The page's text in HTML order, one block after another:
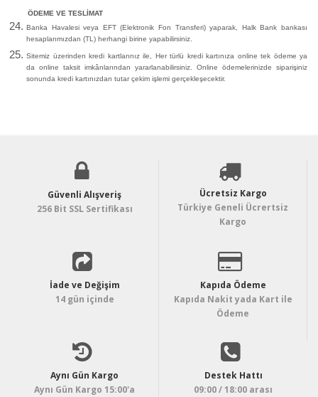
ÖDEME VE TESLİMAT
Banka Havalesi veya EFT (Elektronik Fon Transferi) yaparak, Halk Bank bankası
hesaplarımızdan (TL) herhangi birine yapabilirsiniz.
Sitemiz üzerinden kredi kartlarınız ile, Her türlü kredi kartınıza online tek ödeme ya
da online taksit imkânlarından yararlanabilirsiniz. Online ödemelerinizde siparişiniz
sonunda kredi kartınızdan tutar çekim işlemi gerçekleşecektir.
Güvenli Alışveriş
256 Bit SSL Sertifikası
Ücretsiz Kargo
Türkiye Geneli Ücrertsiz
Kargo
İade ve Değişim
14 gün içinde
Kapıda Ödeme
Kapıda Nakit yada Kart ile
Ödeme
Aynı Gün Kargo
Aynı Gün Kargo 15:00'a
Destek Hattı
09:00 / 18:00 arası